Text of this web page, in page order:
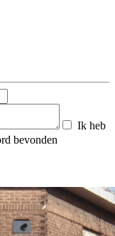
Ik heb
bevonden